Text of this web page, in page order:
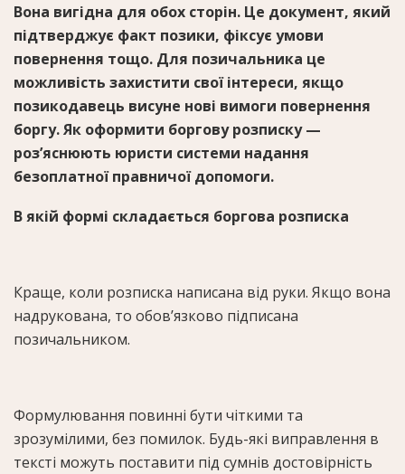
Вона вигідна для обох сторін. Це документ, який
підтверджує факт позики, фіксує умови
повернення тощо. Для позичальника це
можливість захистити свої інтереси, якщо
позикодавець висуне нові вимоги повернення
боргу. Як оформити боргову розписку —
роз’яснюють юристи системи надання
безоплатної правничої допомоги.
В якій формі складається боргова розписка
Краще, коли розписка написана від руки. Якщо вона
надрукована, то обов’язково підписана
позичальником.
Формулювання повинні бути чіткими та
зрозумілими, без помилок. Будь-які виправлення в
тексті можуть поставити під сумнів достовірність